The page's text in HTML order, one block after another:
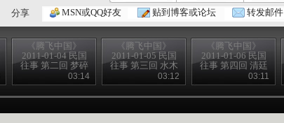
分享
MSN或QQ好友 贴到博客或论坛 转发邮件
《腾飞中国》
2011-01-04 民国
往事 第二回 梦碎
03:14
《腾飞中国》
2011-01-05 民国
往事 第三回 水木
03:12
《腾飞中国》
2011-01-06 民国
往事 第四回 清廷
03:11